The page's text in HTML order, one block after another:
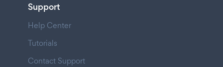
Support
Help Center
Tutorials
Contact Support